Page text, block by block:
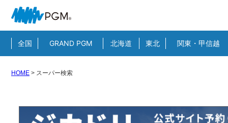
全国 GRAND PGM 北海道 東北 関東・甲信越
HOME > スーパー検索